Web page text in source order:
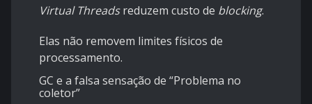
Virtual Threadsreduzem custo de blocking.
Elas não removem limites físicos de
processamento.
GC e a falsa sensação de “Problema no
coletor”